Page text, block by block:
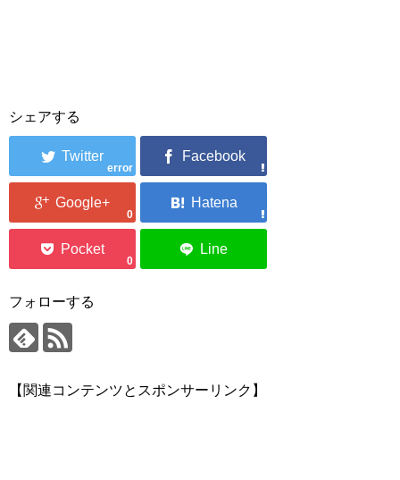
シェアする
error
0
0
フォローする
【関連コンテンツとスポンサーリンク】